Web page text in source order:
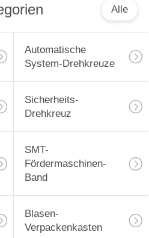
Alle
Automatische
System-Drehkreuze
Sicherheits-
Drehkreuz
SMT-
Fördermaschinen-
Band
Blasen-
Verpackenkasten